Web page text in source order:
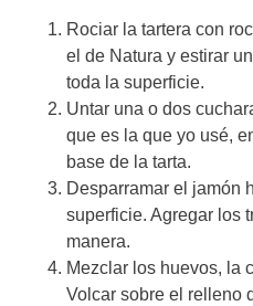
Rociar la tartera con
el de Natura y estirar
toda la superficie.
Untar una o dos
que es la que yo usé,
base de la tarta.
Desparramar el jamón
superficie. Agregar los
manera.
Mezclar los huevos, la
Volcar sobre el relleno